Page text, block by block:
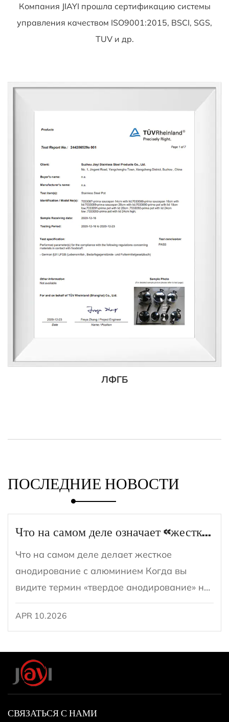
Компания JIAYI прошла сертификацию системы
управления качеством ISO9001:2015, BSCI, SGS,
TUV и др.
ЛФГБ
ПОСЛЕДНИЕ НОВОСТИ
Что на самом деле означает «жесткое анодирование» для сковороды?
Что на самом деле делает жесткое
анодирование с алюминием Когда вы
видите термин «твердое анодирование» на
сковороде, он относится к специфической
электрохимической обработке поверхности,
называется ж...
APR 10.2026
СВЯЗАТЬСЯ С НАМИ